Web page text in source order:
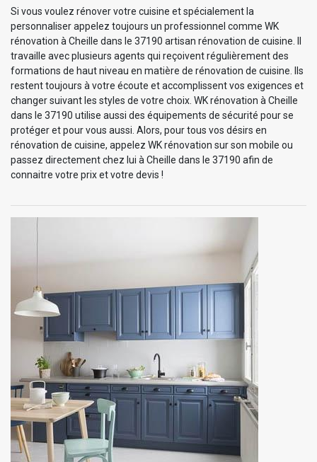
Si vous voulez rénover votre cuisine et spécialement la
personnaliser appelez toujours un professionnel comme WK
rénovation à Cheille dans le 37190 artisan rénovation de cuisine. Il
travaille avec plusieurs agents qui reçoivent régulièrement des
formations de haut niveau en matière de rénovation de cuisine. Ils
restent toujours à votre écoute et accomplissent vos exigences et
changer suivant les styles de votre choix. WK rénovation à Cheille
dans le 37190 utilise aussi des équipements de sécurité pour se
protéger et pour vous aussi. Alors, pour tous vos désirs en
rénovation de cuisine, appelez WK rénovation sur son mobile ou
passez directement chez lui à Cheille dans le 37190 afin de
connaitre votre prix et votre devis !